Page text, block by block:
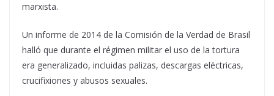
marxista.
Un informe de 2014 de la Comisión de la Verdad de Brasil
halló que durante el régimen militar el uso de la tortura
era generalizado, incluidas palizas, descargas eléctricas,
crucifixiones y abusos sexuales.